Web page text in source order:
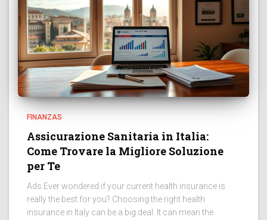
FINANZAS
Assicurazione Sanitaria in Italia:
Come Trovare la Migliore Soluzione
per Te
Ads Ever wondered if your current health insurance is
really the best for you? Choosing the right health
insurance in Italy can be a big deal. It can mean the